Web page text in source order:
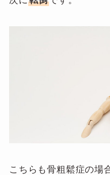
こちらも骨粗鬆症の場